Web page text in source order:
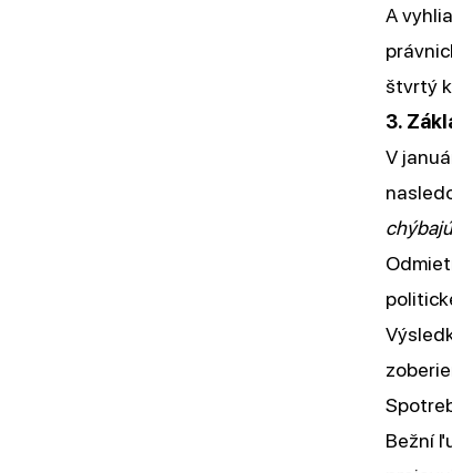
A
štvrtý
3.
V
Bežní